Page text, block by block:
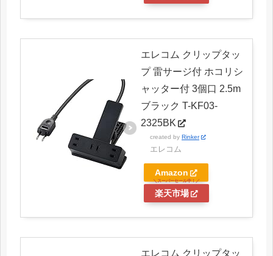
エレコム クリップタッ
プ 雷サージ付 ホコリシ
ャッター付 3個口 2.5m
ブラック T-KF03-
2325BK
created by Rinker
エレコム
Amazon
楽天市場
エレコム クリップタッ